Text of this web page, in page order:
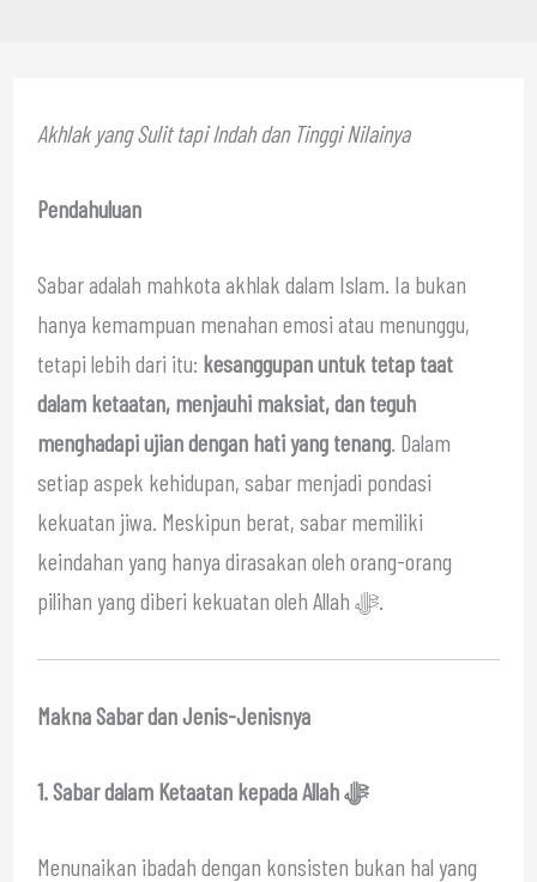
Akhlak yang Sulit tapi Indah dan Tinggi Nilainya
Pendahuluan
Sabar adalah mahkota akhlak dalam Islam. Ia bukan
hanya kemampuan menahan emosi atau menunggu,
tetapi lebih dari itu: kesanggupan untuk tetap taat
dalam ketaatan, menjauhi maksiat, dan teguh
menghadapi ujian dengan hati yang tenang. Dalam
setiap aspek kehidupan, sabar menjadi pondasi
kekuatan jiwa. Meskipun berat, sabar memiliki
keindahan yang hanya dirasakan oleh orang-orang
pilihan yang diberi kekuatan oleh Allah ﷻ.
Makna Sabar dan Jenis-Jenisnya
1. Sabar dalam Ketaatan kepada Allah ﷻ
Menunaikan ibadah dengan konsisten bukan hal yang